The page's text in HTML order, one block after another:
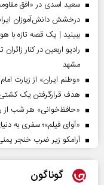
سعید اسدی در «افق
درخشش دانش‌آموزان
ببینید | یک قصه تازه با
رادیو اربعین در کنار
مشهد
«وطنم ایران» از زیارت
هدف قرارگرفتن یک
«حافظ‌خوانی» هر شب از
«آوای فیلم»؛ سفری به
آرامکو زیر ضرب خنجر
گوناگون